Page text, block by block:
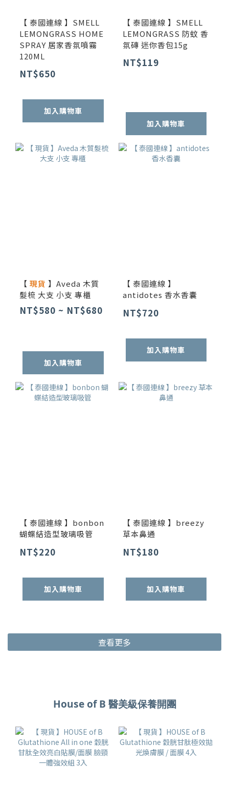
【 泰國連線 】SMELL
LEMONGRASS HOME
SPRAY 居家香氛噴霧
120ML
NT$650
加入購物車
【 泰國連線 】SMELL
LEMONGRASS 防蚊 香
氛磚 迷你香包15g
NT$119
加入購物車
【 現貨 】Aveda 木質
髮梳 大支 小支 專櫃
NT$580 ~ NT$680
加入購物車
【 泰國連線 】
antidotes 香水香囊
NT$720
加入購物車
【 泰國連線 】bonbon
蝴蝶結造型玻璃吸管
NT$220
加入購物車
【 泰國連線 】breezy
草本鼻通
NT$180
加入購物車
查看更多
House of B 醫美級保養開團